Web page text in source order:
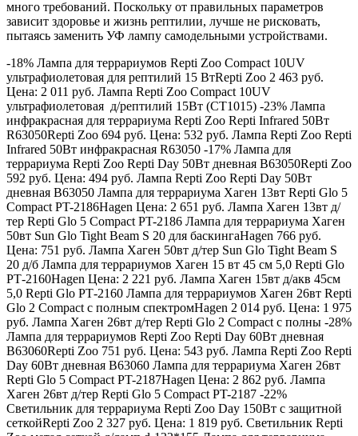
много требований. Поскольку от правильных параметров
зависит здоровье и жизнь рептилии, лучше не рисковать,
пытаясь заменить УФ лампу самодельными устройствами.
-18% Лампа для террариумов Repti Zoo Compact 10UV
ультрафиолетовая для рептилий 15 ВтRepti Zoo 2 463 руб.
Цена: 2 011 руб. Лампа Repti Zoo Compact 10UV
ультрафиолетовая д/рептилий 15Вт (CT1015) -23% Лампа
инфракрасная для террариума Repti Zoo Repti Infrared 50Вт
R63050Repti Zoo 694 руб. Цена: 532 руб. Лампа Repti Zoo Repti
Infrared 50Вт инфракрасная R63050 -17% Лампа для
террариума Repti Zoo Repti Day 50Вт дневная B63050Repti Zoo
592 руб. Цена: 494 руб. Лампа Repti Zoo Repti Day 50Вт
дневная B63050 Лампа для террариума Хаген 13вт Repti Glo 5
Compact PT-2186Hagen Цена: 2 651 руб. Лампа Хаген 13вт д/
тер Repti Glo 5 Compact PT-2186 Лампа для террариума Хаген
50вт Sun Glo Tight Beam S 20 для баскингаHagen 766 руб.
Цена: 751 руб. Лампа Хаген 50вт д/тер Sun Glo Tight Beam S
20 д/б Лампа для террариумов Хаген 15 вт 45 см 5,0 Repti Glo
РТ-2160Hagen Цена: 2 221 руб. Лампа Хаген 15вт д/акв 45см
5,0 Repti Glo РТ-2160 Лампа для террариумов Хаген 26вт Repti
Glo 2 Compact с полным спектромHagen 2 014 руб. Цена: 1 975
руб. Лампа Хаген 26вт д/тер Repti Glo 2 Compact с полны -28%
Лампа для террариумов Repti Zoo Repti Day 60Вт дневная
B63060Repti Zoo 751 руб. Цена: 543 руб. Лампа Repti Zoo Repti
Day 60Вт дневная B63060 Лампа для террариума Хаген 26вт
Repti Glo 5 Compact PT-2187Hagen Цена: 2 862 руб. Лампа
Хаген 26вт д/тер Repti Glo 5 Compact PT-2187 -22%
Светильник для террариума Repti Zoo Day 150Вт с защитной
сеткойRepti Zoo 2 327 руб. Цена: 1 819 руб. Светильник Repti